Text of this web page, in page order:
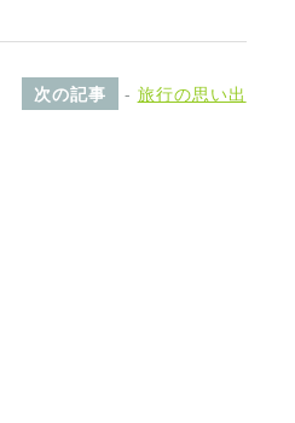
次の記事 - 旅行の思い出